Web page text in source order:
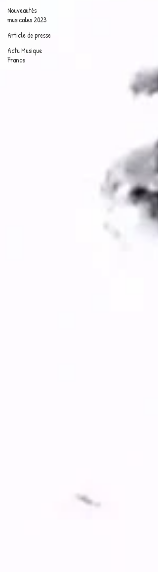
Nouveautés
musicales 2023
Article de presse
Actu Musique
France